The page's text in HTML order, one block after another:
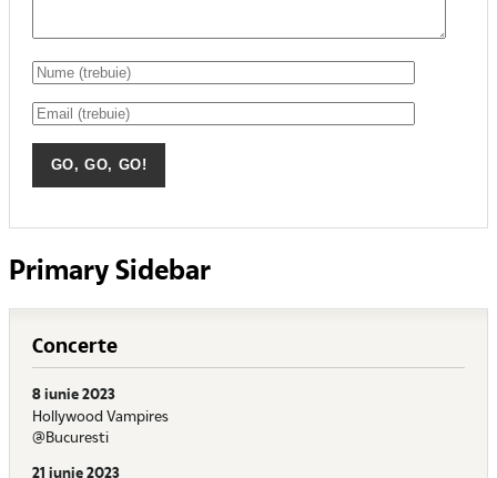
Primary Sidebar
Concerte
8 iunie 2023
Hollywood Vampires
@Bucuresti
21 iunie 2023